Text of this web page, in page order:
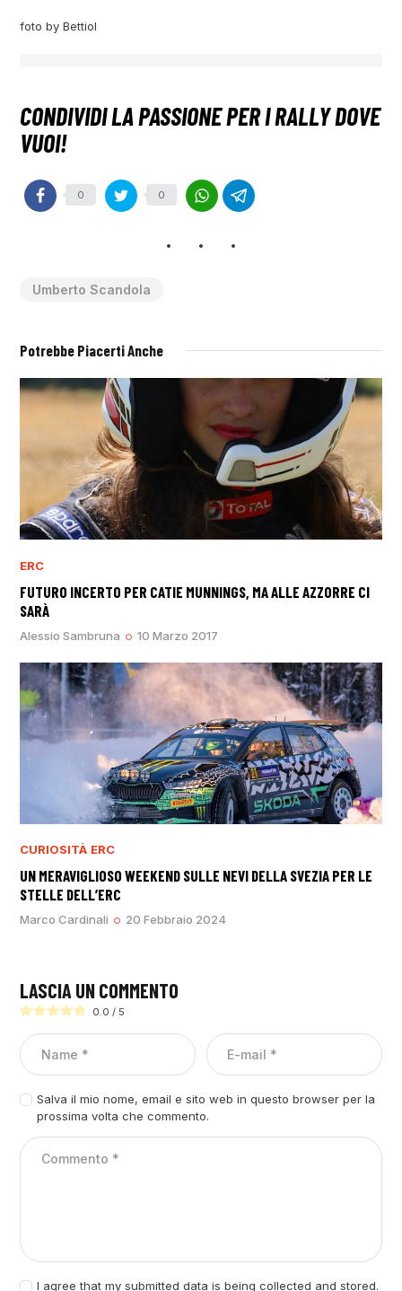
foto by Bettiol
0 0
Umberto Scandola
Potrebbe Piacerti Anche
ERC
FUTURO INCERTO PER CATIE MUNNINGS, MA ALLE AZZORRE CI
SARÀ
Alessio Sambruna 10 Marzo 2017
CURIOSITÀ ERC
UN MERAVIGLIOSO WEEKEND SULLE NEVI DELLA SVEZIA PER LE
STELLE DELL’ERC
Marco Cardinali 20 Febbraio 2024
LASCIA UN COMMENTO
0.0 / 5
Salva il mio nome, email e sito web in questo browser per la
prossima volta che commento.
I agree that my submitted data is being collected and stored.